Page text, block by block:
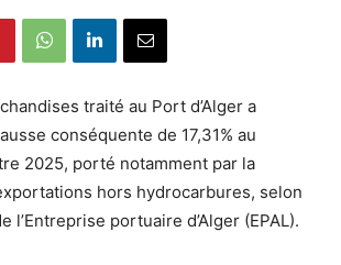
traité au Port d’Alger a
conséquente de 17,31% au
2025, porté notamment par la
hors hydrocarbures, selon
l’Entreprise portuaire d’Alger (EPAL).